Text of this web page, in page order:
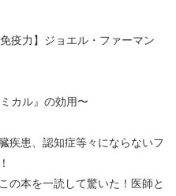
疫力】ジョエル・ファーマン
カル』の効用〜
疾患、認知症等々にならないフ
の本を一読して驚いた！医師と